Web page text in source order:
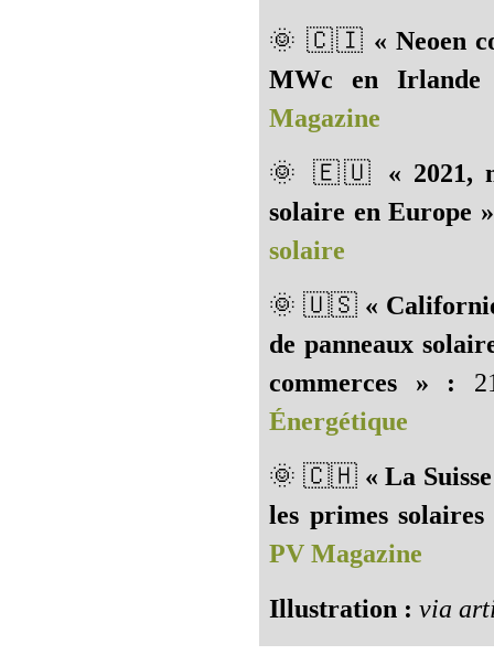
🌞 🇨🇮 « Neoen
MWc en
Magazine
🌞 🇪🇺️ « 2021,
solaire en Europe
solaire
🌞 🇺🇸️ «
de panneaux
commerces » :
Énergétique
🌞 🇨🇭️ « La
les primes
PV Magazine
Illustration : via